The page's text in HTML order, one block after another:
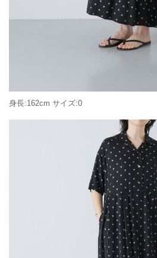
身長:162cm サイズ:0